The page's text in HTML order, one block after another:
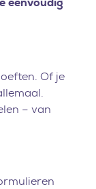
Of je
– van